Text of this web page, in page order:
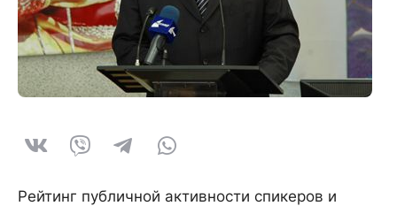
Рейтинг публичной активности спикеров и